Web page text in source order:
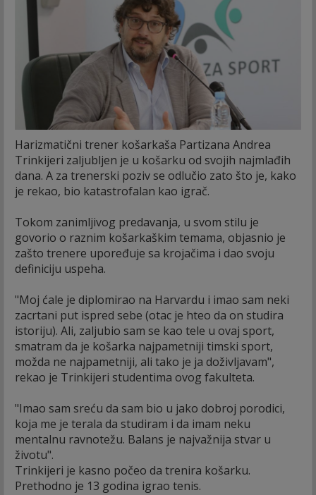
Harizmatični trener košarkaša Partizana Andrea
Trinkijeri zaljubljen je u košarku od svojih najmlađih
dana. A za trenerski poziv se odlučio zato što je, kako
je rekao, bio katastrofalan kao igrač.
Tokom zanimljivog predavanja, u svom stilu je
govorio o raznim košarkaškim temama, objasnio je
zašto trenere upoređuje sa krojačima i dao svoju
definiciju uspeha.
"Moj ćale je diplomirao na Harvardu i imao sam neki
zacrtani put ispred sebe (otac je hteo da on studira
istoriju). Ali, zaljubio sam se kao tele u ovaj sport,
smatram da je košarka najpametniji timski sport,
možda ne najpametniji, ali tako je ja doživljavam",
rekao je Trinkijeri studentima ovog fakulteta.
"Imao sam sreću da sam bio u jako dobroj porodici,
koja me je terala da studiram i da imam neku
mentalnu ravnotežu. Balans je najvažnija stvar u
životu".
Trinkijeri je kasno počeo da trenira košarku.
Prethodno je 13 godina igrao tenis.